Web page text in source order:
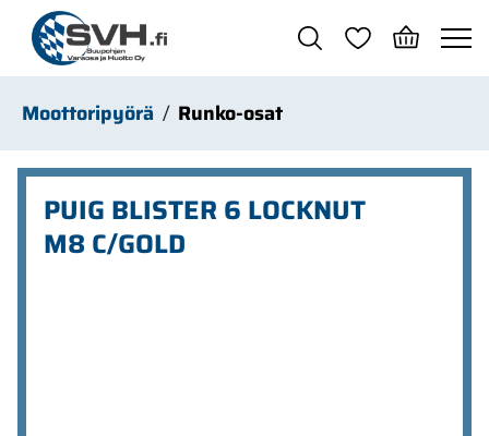
Siirry pääsisältöön
Moottoripyörä Runko-osat
PUIG BLISTER 6 LOCKNUT
M8 C/GOLD